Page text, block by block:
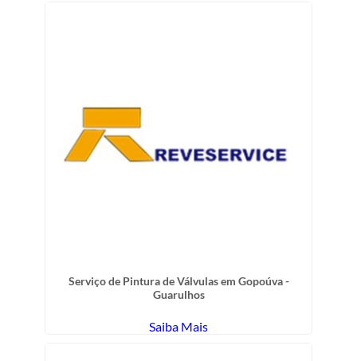
Serviço de Pintura de Válvulas em Gopoúva -
Guarulhos
Saiba Mais